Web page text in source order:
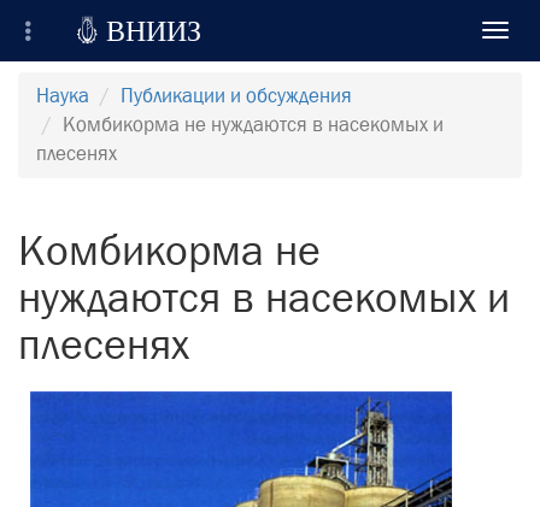
Всероссийский Научно-Исследовательский
Институт Зерна и продуктов его переработки
Регистрация
Отправить сообщение
 ВНИИЗ
Наука
Публикации и обсуждения
Комбикорма не нуждаются в насекомых и
плесенях
Комбикорма не
нуждаются в насекомых и
плесенях